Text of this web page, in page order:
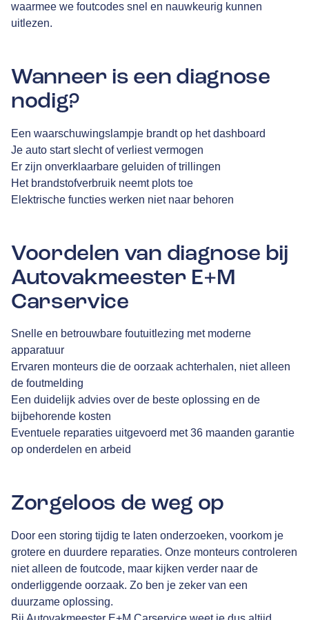
waarmee we foutcodes snel en nauwkeurig kunnen
uitlezen.
Wanneer is een diagnose
nodig?
Een waarschuwingslampje brandt op het dashboard
Je auto start slecht of verliest vermogen
Er zijn onverklaarbare geluiden of trillingen
Het brandstofverbruik neemt plots toe
Elektrische functies werken niet naar behoren
Voordelen van diagnose bij
Autovakmeester E+M
Carservice
Snelle en betrouwbare foutuitlezing met moderne
apparatuur
Ervaren monteurs die de oorzaak achterhalen, niet alleen
de foutmelding
Een duidelijk advies over de beste oplossing en de
bijbehorende kosten
Eventuele reparaties uitgevoerd met 36 maanden garantie
op onderdelen en arbeid
Zorgeloos de weg op
Door een storing tijdig te laten onderzoeken, voorkom je
grotere en duurdere reparaties. Onze monteurs controleren
niet alleen de foutcode, maar kijken verder naar de
onderliggende oorzaak. Zo ben je zeker van een
duurzame oplossing.